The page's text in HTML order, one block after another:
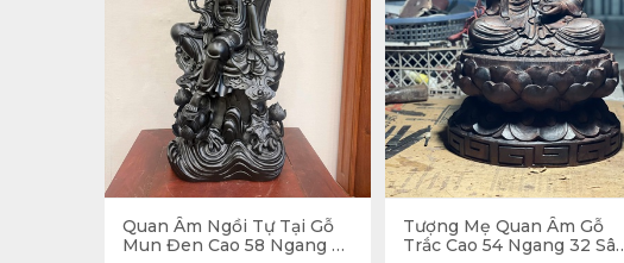
Quan Âm Ngồi Tự Tại Gỗ
Mun Đen Cao 58 Ngang 25
Tượng Mẹ Quan Âm Gỗ
Trắc Cao 54 Ngang 32 Sâu